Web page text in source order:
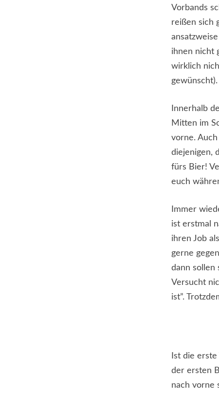
Vorbands
reißen sich
ihnen nicht
wirklich
gewünscht).
Innerhalb
Mitten im
vorne.
diejenigen,
fürs Bier!
euch
Immer
ist erstmal
ihren Job
gerne
dann sollen
Versucht
ist”.
Ist die
der ersten
nach vorne